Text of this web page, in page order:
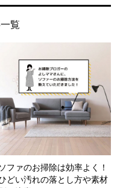
覧
ソファのお掃除は効率よく！
どい汚れの落とし方や素材